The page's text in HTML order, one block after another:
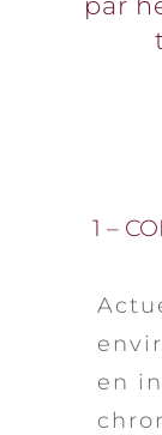
1 –
en